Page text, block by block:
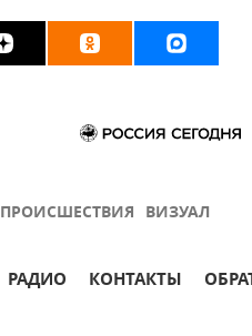
ПРОИСШЕСТВИЯ ВИЗУАЛ
РАДИО КОНТАКТЫ